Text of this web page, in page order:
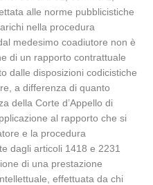
alle norme pubblicistiche
nella procedura
medesimo coadiutore non è
di un rapporto contrattuale
dalle disposizioni codicistiche
a differenza di quanto
della Corte d’Appello di
al rapporto che si
e la procedura
dagli articoli 1418 e 2231
di una prestazione
effettuata da chi